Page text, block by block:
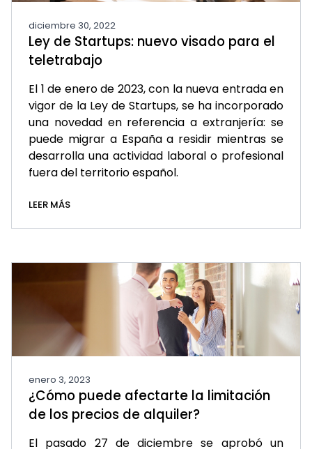
diciembre 30, 2022
Ley de Startups: nuevo visado para el
teletrabajo
El 1 de enero de 2023, con la nueva entrada en
vigor de la Ley de Startups, se ha incorporado
una novedad en referencia a extranjería: se
puede migrar a España a residir mientras se
desarrolla una actividad laboral o profesional
fuera del territorio español.
LEER MÁS
enero 3, 2023
¿Cómo puede afectarte la limitación
de los precios de alquiler?
El pasado 27 de diciembre se aprobó un